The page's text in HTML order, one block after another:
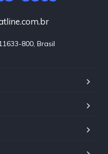
800, Brasil